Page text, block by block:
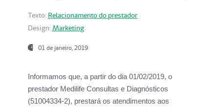
Texto: Relacionamento do prestador
Design: Marketing
01 de janeiro, 2019
Informamos que, a partir do dia 01/02/2019, o
prestador Medilife Consultas e Diagnósticos
(51004334-2), prestará os atendimentos aos